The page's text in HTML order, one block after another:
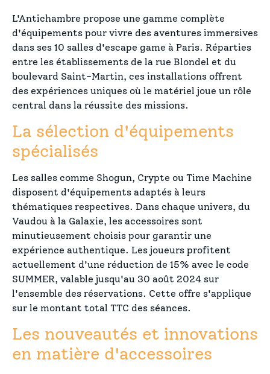
L'Antichambre propose une gamme complète
d'équipements pour vivre des aventures immersives
dans ses 10 salles d'escape game à Paris. Réparties
entre les établissements de la rue Blondel et du
boulevard Saint-Martin, ces installations offrent
des expériences uniques où le matériel joue un rôle
central dans la réussite des missions.
La sélection d'équipements
spécialisés
Les salles comme Shogun, Crypte ou Time Machine
disposent d'équipements adaptés à leurs
thématiques respectives. Dans chaque univers, du
Vaudou à la Galaxie, les accessoires sont
minutieusement choisis pour garantir une
expérience authentique. Les joueurs profitent
actuellement d'une réduction de 15% avec le code
SUMMER, valable jusqu'au 30 août 2024 sur
l'ensemble des réservations. Cette offre s'applique
sur le montant total TTC des séances.
Les nouveautés et innovations
en matière d'accessoires